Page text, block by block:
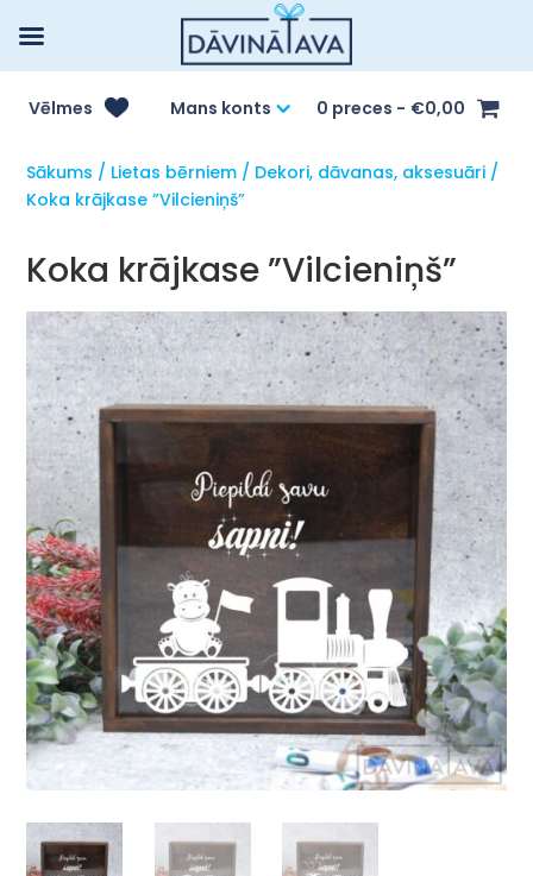
Vēlmes Mans konts 0 preces €0,00
Sākums / Lietas bērniem / Dekori, dāvanas, aksesuāri /
Koka krājkase ”Vilcieniņš”
Koka krājkase ”Vilcieniņš”